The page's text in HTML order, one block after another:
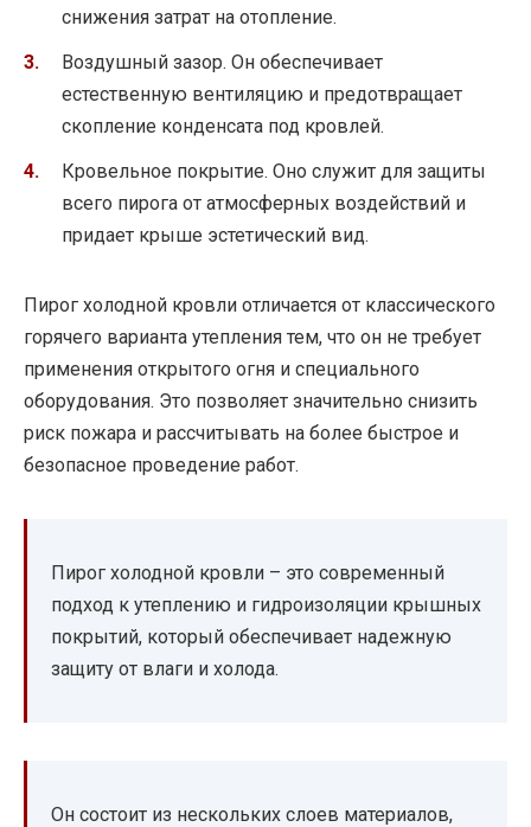
снижения затрат на отопление.
Воздушный зазор. Он обеспечивает
естественную вентиляцию и предотвращает
скопление конденсата под кровлей.
Кровельное покрытие. Оно служит для защиты
всего пирога от атмосферных воздействий и
придает крыше эстетический вид.
Пирог холодной кровли отличается от классического
горячего варианта утепления тем, что он не требует
применения открытого огня и специального
оборудования. Это позволяет значительно снизить
риск пожара и рассчитывать на более быстрое и
безопасное проведение работ.
Пирог холодной кровли – это современный
подход к утеплению и гидроизоляции крышных
покрытий, который обеспечивает надежную
защиту от влаги и холода.
Он состоит из нескольких слоев материалов,